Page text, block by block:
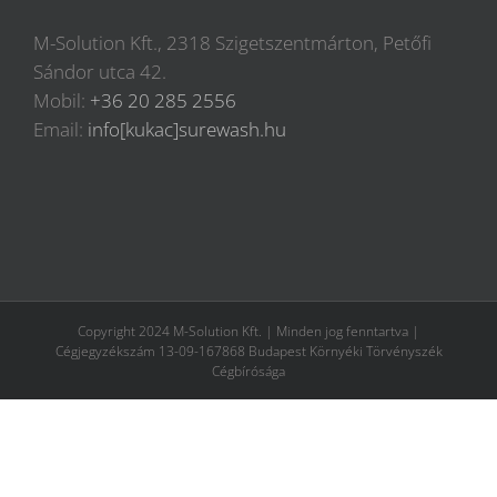
M-Solution Kft., 2318 Szigetszentmárton, Petőfi
Sándor utca 42.
Mobil: +36 20 285 2556
Email: info[kukac]surewash.hu
Copyright 2024 M-Solution Kft. | Minden jog fenntartva |
Cégjegyzékszám 13-09-167868 Budapest Környéki Törvényszék
Cégbírósága